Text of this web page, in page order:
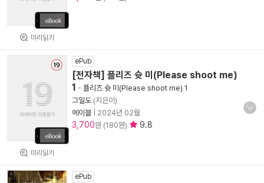
미리읽기
미리읽기
ePub
[전자책] 플리즈 슛 미(Please shoot me)
1 - 플리즈 슛 미(Please shoot me) 1
그일도 (지은이)
에이블
2024년 02월
3,700원 (180원) 9.8
ePub